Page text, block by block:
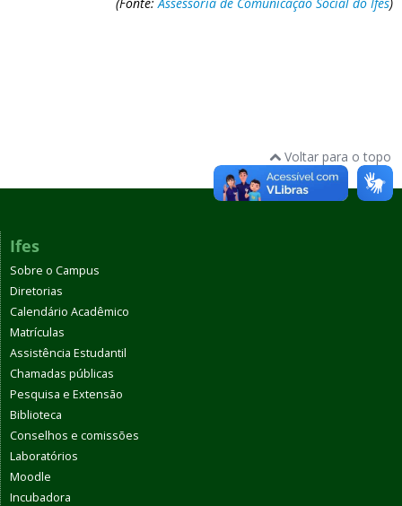
Voltar para o topo
Ifes
Sobre o Campus
Diretorias
Calendário Acadêmico
Matrículas
Assistência Estudantil
Chamadas públicas
Pesquisa e Extensão
Biblioteca
Conselhos e comissões
Laboratórios
Moodle
Incubadora